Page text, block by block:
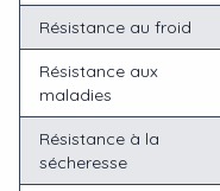
Résistance au froid
Résistance aux
maladies
Résistance à la
sécheresse